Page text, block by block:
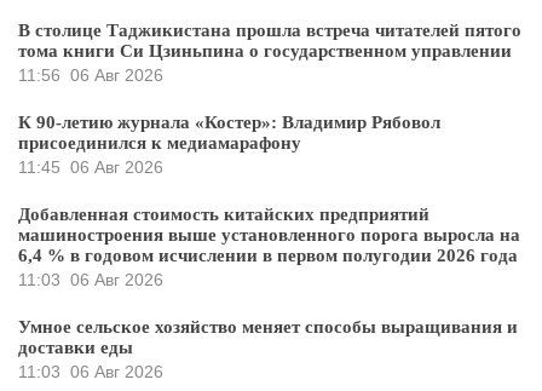
В столице Таджикистана прошла встреча читателей пятого
тома книги Си Цзиньпина о государственном управлении
11:56 06 Авг 2026
К 90-летию журнала «Костер»: Владимир Рябовол
присоединился к медиамарафону
11:45 06 Авг 2026
Добавленная стоимость китайских предприятий
машиностроения выше установленного порога выросла на
6,4 % в годовом исчислении в первом полугодии 2026 года
11:03 06 Авг 2026
Умное сельское хозяйство меняет способы выращивания и
доставки еды
11:03 06 Авг 2026